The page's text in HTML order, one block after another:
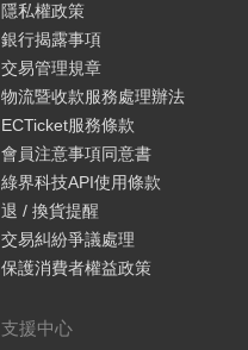
隱私權政策
銀行揭露事項
交易管理規章
物流暨收款服務處理辦法
ECTicket服務條款
會員注意事項同意書
綠界科技API使用條款
退 / 換貨提醒
交易糾紛爭議處理
保護消費者權益政策
支援中心